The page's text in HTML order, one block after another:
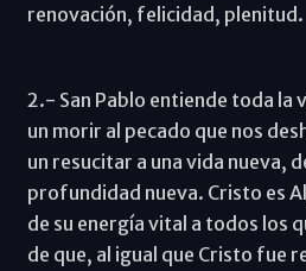
renovación, felicidad, plenitud.
2.- San Pablo entiende toda la
un morir al pecado que nos
un resucitar a una vida nueva,
profundidad nueva. Cristo es
de su energía vital a todos los
de que, al igual que Cristo fue